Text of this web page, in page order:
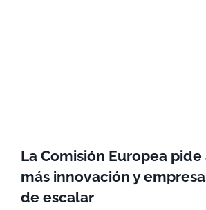
La Comisión Europea pide
más innovación y
de escalar